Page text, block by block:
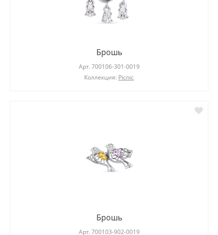
Брошь
Арт. 700106-301-0019
Коллекция: Picnic
Брошь
Арт. 700103-902-0019